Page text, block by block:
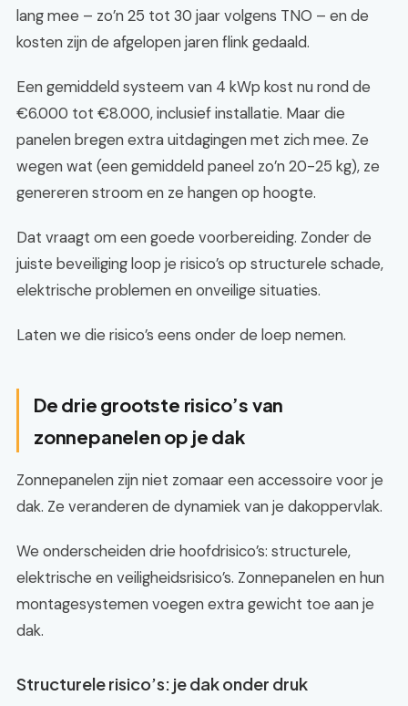
lang mee – zo’n 25 tot 30 jaar volgens TNO – en de
kosten zijn de afgelopen jaren flink gedaald.
Een gemiddeld systeem van 4 kWp kost nu rond de
€6.000 tot €8.000, inclusief installatie. Maar die
panelen bregen extra uitdagingen met zich mee. Ze
wegen wat (een gemiddeld paneel zo’n 20-25 kg), ze
genereren stroom en ze hangen op hoogte.
Dat vraagt om een goede voorbereiding. Zonder de
juiste beveiliging loop je risico’s op structurele schade,
elektrische problemen en onveilige situaties.
Laten we die risico’s eens onder de loep nemen.
De drie grootste risico’s van
zonnepanelen op je dak
Zonnepanelen zijn niet zomaar een accessoire voor je
dak. Ze veranderen de dynamiek van je dakoppervlak.
We onderscheiden drie hoofdrisico’s: structurele,
elektrische en veiligheidsrisico’s. Zonnepanelen en hun
montagesystemen voegen extra gewicht toe aan je
dak.
Structurele risico’s: je dak onder druk